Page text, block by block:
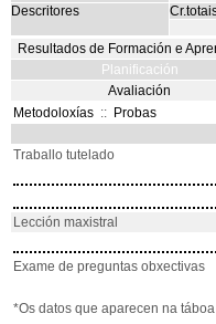
Descritores
Resultados de Formación e
Planificación
Avaliación
Metodoloxías :: Probas
Traballo tutelado
Lección maxistral
Exame de preguntas obxectivas
*Os datos que aparecen na